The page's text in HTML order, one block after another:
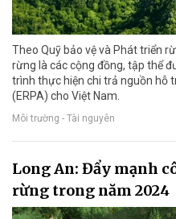
Theo Quỹ bảo vệ và Phát triển
rừng là các cộng đồng, tập thể
trình thực hiện chi trả nguồn hỗ
(ERPA) cho Việt Nam.
Môi trường - Tài nguyên
Long An: Đẩy mạnh
rừng trong năm 2024